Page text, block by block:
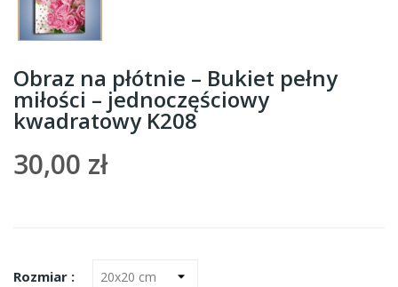
Obraz na płótnie – Bukiet pełny
miłości – jednoczęściowy
kwadratowy K208
30,00 zł
Rozmiar :